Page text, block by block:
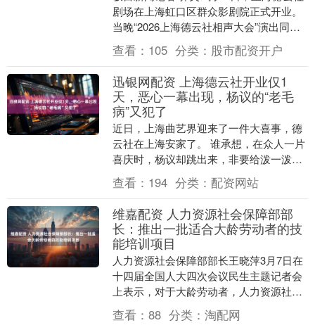
剧场在上海虹口区群众影剧院正式开业。
当晚“2026上海德云社相声大会”演出同步
开启。相声大会将连演九场，持续到3月
22....
查看： 105 分类： 股市配资开户
迅银网配资 上海德云社开业仅1
天，恶心一幕出现，杨议的“老毛
病”又犯了
近日，上海曲艺界迎来了一件大喜事，德
云社在上海安家了。 谁承想，在众人一片
喜庆时，杨议却跳出来，非要给泼一泼冷
水。 3月18日，德云社上海分社正式开
业。 这次开....
查看： 194 分类： 配资网站
维嘉配资 人力资源社会保障部部
长：推出一批适合大龄劳动者的技
能培训项目
人力资源社会保障部部长王晓萍3月7日在
十四届全国人大四次会议民生主题记者会
上表示，对于大龄劳动者，人力资源社会
保障部将推出一批适合他们的技能培训项
目，深化劳务协....
查看： 88 分类： 淘配网